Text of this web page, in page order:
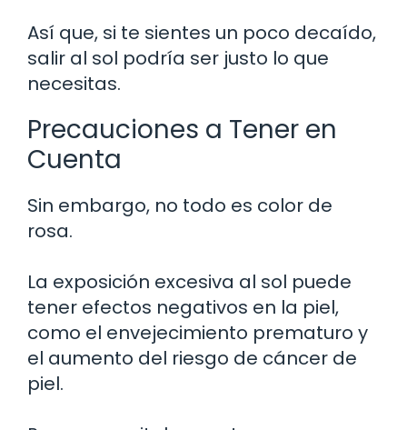
Así que, si te sientes un poco decaído,
salir al sol podría ser justo lo que
necesitas.
Precauciones a Tener en
Cuenta
Sin embargo, no todo es color de
rosa.
La exposición excesiva al sol puede
tener efectos negativos en la piel,
como el envejecimiento prematuro y
el aumento del riesgo de cáncer de
piel.